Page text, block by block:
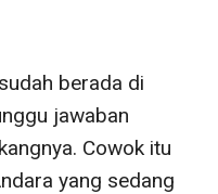
berada di
jawaban
Cowok itu
yang sedang